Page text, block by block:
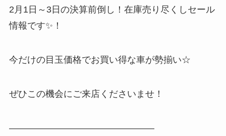
2月1日～3日の決算前倒し！在庫売り尽くしセール
情報です✨！
今だけの目玉価格でお買い得な車が勢揃い☆
ぜひこの機会にご来店くださいませ！
————————————————